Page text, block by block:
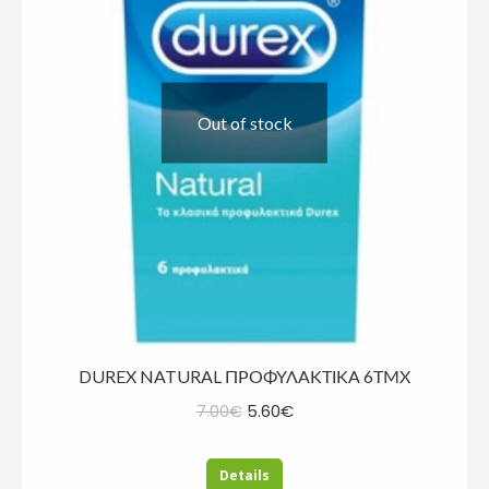
Out of stock
DUREX NATURAL ΠΡΟΦΥΛΑΚΤΙΚΑ 6ΤΜΧ
7.00€ Original
was:
5.60€Η
Details